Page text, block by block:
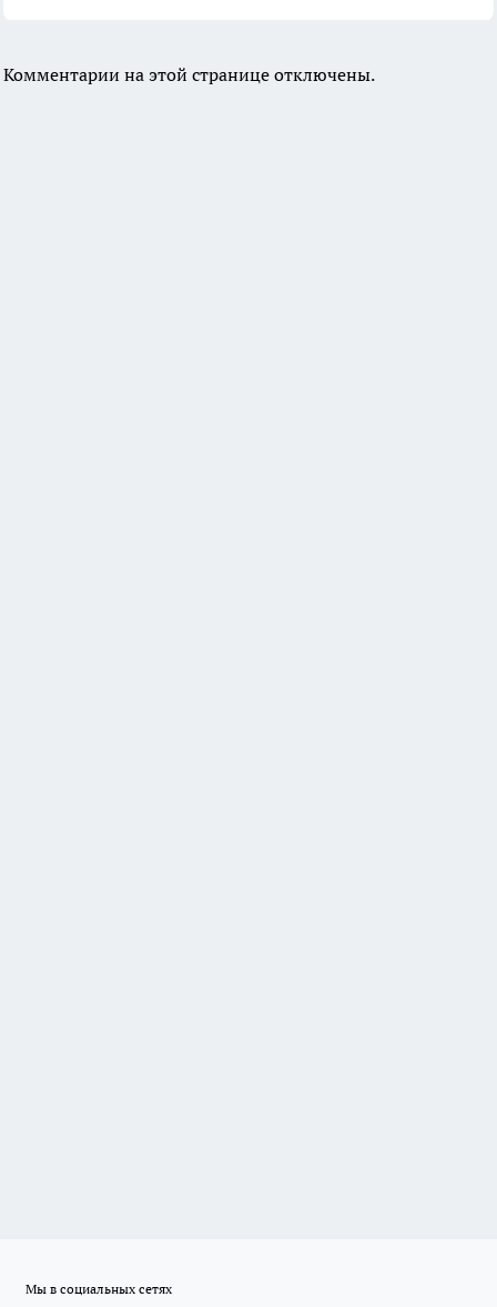
Комментарии на этой странице отключены.
Мы в социальных сетях